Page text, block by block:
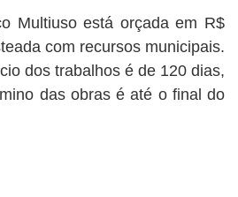
Multiuso está orçada em R$
com recursos municipais.
dos trabalhos é de 120 dias,
das obras é até o final do